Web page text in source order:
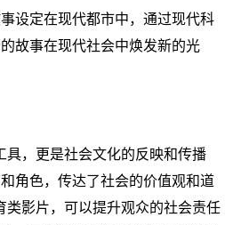
设定在现代都市中，通过现代科
故事在现代社会中焕发新的光
具，更是社会文化的反映和传播
角色，传达了社会的价值观和道
类影片，可以提升观众的社会责任